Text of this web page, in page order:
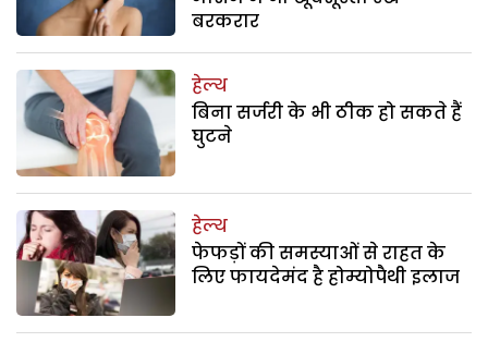
बरकरार
हेल्थ
बिना सर्जरी के भी ठीक हो सकते हैं
घुटने
हेल्थ
फेफड़ों की समस्याओं से राहत के
लिए फायदेमंद है होम्योपैथी इलाज